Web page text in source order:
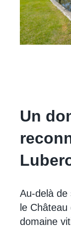
Un
Au-delà de
le
domaine